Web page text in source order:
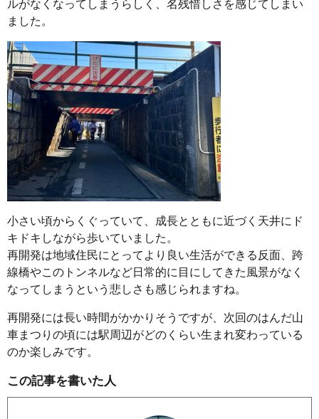
ルがなくなってしまうらしく、名残惜しさを感じてしまい
ました。
小さい頃からくぐっていて、成長とともに近づく天井にド
キドキしながら歩いていました。
再開発は地域住民にとってより良い生活ができる反面、跨
線橋やこのトンネルなど日常的に目にしてきた風景がなく
なってしまうという悲しさも感じられますね。
再開発には長い時間がかかりそうですが、次回のはんだ山
車まつりの頃には駅周辺がどのくらい生まれ変わっている
のか楽しみです。
この記事を書いた人